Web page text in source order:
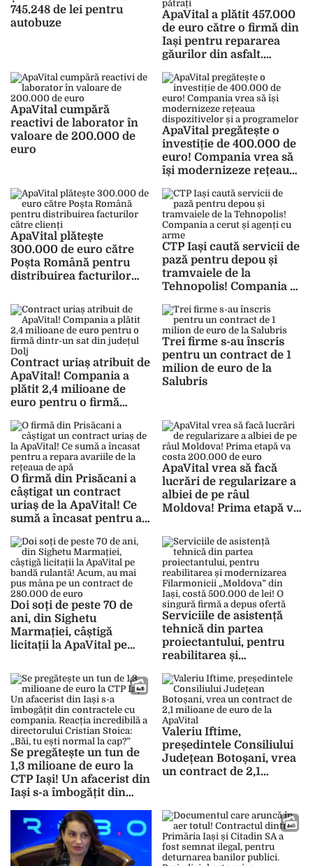
745.248 de lei pentru
autobuze
ApaVital a plătit 457.000
de euro către o firmă din
Iași pentru repararea
găurilor din asfalt.
suprafață de 6.300 de
metri pătrați
ApaVital cumpără
reactivi de laborator în
valoare de 200.000 de
euro
ApaVital pregătește o
investiție de 400.000 de
euro! Compania vrea să
își modernizeze rețeaua
programelor
ApaVital plătește
300.000 de euro către
Poșta Română pentru
distribuirea facturilor
CTP Iași caută servicii de
pază pentru depou și
tramvaiele de la
Tehnopolis! Compania a
Contract uriaș atribuit de
ApaVital! Compania a
plătit 2,4 milioane de
euro pentru o firmă
Dolj
Trei firme s-au înscris
pentru un contract de 1
milion de euro de la
Salubris
O firmă din Prisăcani a
câștigat un contract
uriaș de la ApaVital! Ce
sumă a încasat pentru a
rețeaua de apă
ApaVital vrea să facă
lucrări de regularizare a
albiei de pe râul
Moldova! Prima etapă va
Doi soți de peste 70 de
ani, din Sighetu
Marmației, câștigă
licitații la ApaVital pe
mai pus mâna pe un
contract de 280.000 de
euro
Serviciile de asistență
tehnică din partea
proiectantului, pentru
reabilitarea și
Filarmonicii „Moldova”
din Iași, costă 500.000
de lei! O singură firmă a
depus ofertă
Se pregătește un tun de
1,3 milioane de euro la
CTP Iași! Un afacerist din
Iași s-a îmbogățit din
Reacția incredibilă a
directorului Cristian
Stoica: „Băi, tu ești
normal la cap?”
Valeriu Iftime,
președintele Consiliului
Județean Botoșani, vrea
un contract de 2,1